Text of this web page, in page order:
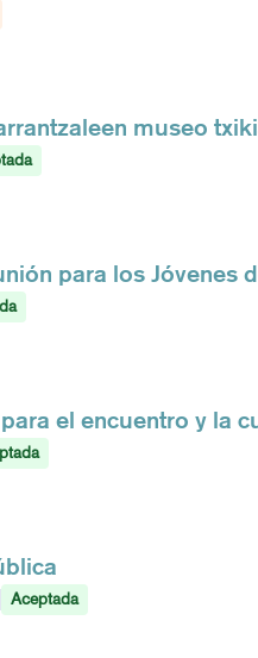
museo
para los Jóvenes
el encuentro y la
Aceptada